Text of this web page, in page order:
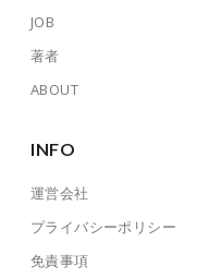
JOB
著者
ABOUT
INFO
運営会社
プライバシーポリシー
免責事項